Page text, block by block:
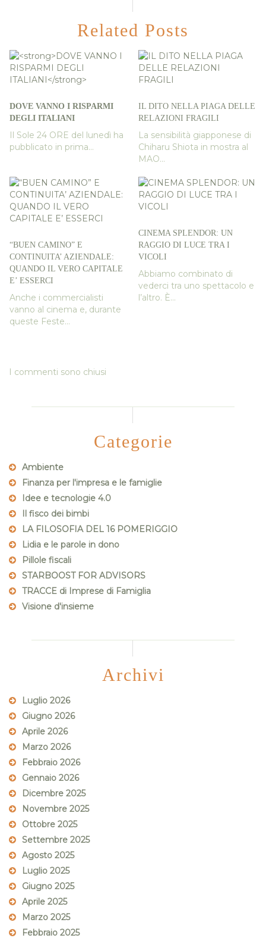
Related Posts
DOVE VANNO I RISPARMI
DEGLI ITALIANI
Il Sole 24 ORE del lunedì ha
pubblicato in prima...
IL DITO NELLA PIAGA DELLE
RELAZIONI FRAGILI
La sensibilità giapponese di
Chiharu Shiota in mostra al
MAO...
“BUEN CAMINO” E
CONTINUITA’ AZIENDALE:
QUANDO IL VERO CAPITALE
E’ ESSERCI
Anche i commercialisti
vanno al cinema e, durante
queste Feste...
CINEMA SPLENDOR: UN
RAGGIO DI LUCE TRA I
VICOLI
Abbiamo combinato di
vederci tra uno spettacolo e
l’altro. È...
I commenti sono chiusi
Categorie
Ambiente
Finanza per l'impresa e le famiglie
Idee e tecnologie 4.0
Il fisco dei bimbi
LA FILOSOFIA DEL 16 POMERIGGIO
Lidia e le parole in dono
Pillole fiscali
STARBOOST FOR ADVISORS
TRACCE di Imprese di Famiglia
Visione d'insieme
Archivi
Luglio 2026
Giugno 2026
Aprile 2026
Marzo 2026
Febbraio 2026
Gennaio 2026
Dicembre 2025
Novembre 2025
Ottobre 2025
Settembre 2025
Agosto 2025
Luglio 2025
Giugno 2025
Aprile 2025
Marzo 2025
Febbraio 2025